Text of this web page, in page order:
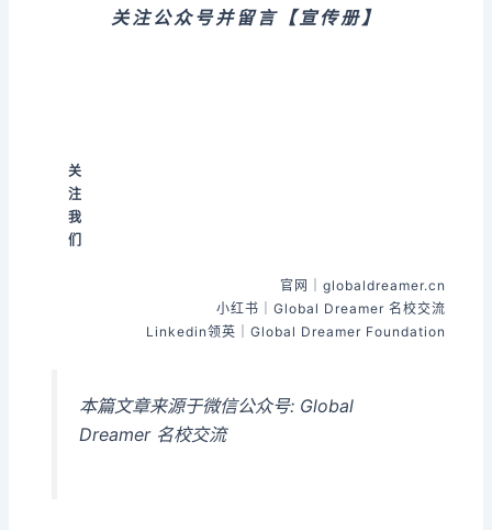
关注公众号并留言【宣传册】
关
注
我
们
官网｜globaldreamer.cn
小红书｜Global Dreamer 名校交流
Linkedin领英｜Global Dreamer Foundation
本篇文章来源于微信公众号: Global
Dreamer 名校交流